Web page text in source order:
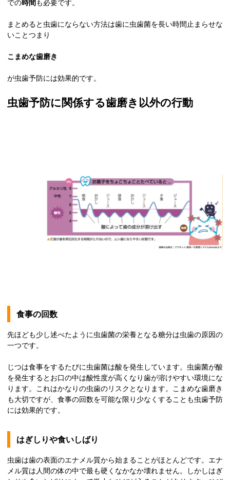
での時間も必要です。
まとめると虫歯にならない方法は歯に虫歯菌を長い時間止まらせな
いことつまり
こまめな歯磨き
が虫歯予防には効果的です。
虫歯予防に関係する歯磨き以外の行動
食事の回数
先ほども少し述べたように虫歯菌の栄養となる糖分は虫歯の原因の
一つです。
じつは食事をするたびに虫歯菌は酸を発生しています。虫歯菌が酸
を発生するとお口の中は酸性度が高くなり歯が溶けやすい環境にな
ります。これはかなりの虫歯のリスクとなります。こまめな歯磨き
も大切ですが、食事の回数を可能な限り少なくすることも虫歯予防
には効果的です。
はぎしりや食いしばり
虫歯は歯の表面のエナメル質から始まることがほとんどです。エナ
メル質は人間の体の中で最も硬くなかなか壊れません。しかしはぎ